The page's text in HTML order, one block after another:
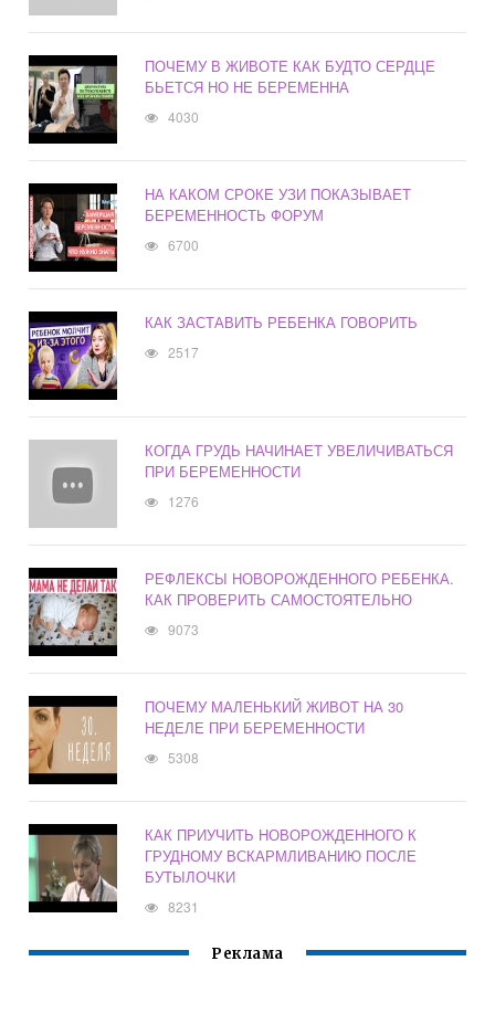
ПОЧЕМУ В ЖИВОТЕ КАК БУДТО СЕРДЦЕ
БЬЕТСЯ НО НЕ БЕРЕМЕННА
4030
НА КАКОМ СРОКЕ УЗИ ПОКАЗЫВАЕТ
БЕРЕМЕННОСТЬ ФОРУМ
6700
КАК ЗАСТАВИТЬ РЕБЕНКА ГОВОРИТЬ
2517
КОГДА ГРУДЬ НАЧИНАЕТ УВЕЛИЧИВАТЬСЯ
ПРИ БЕРЕМЕННОСТИ
1276
РЕФЛЕКСЫ НОВОРОЖДЕННОГО РЕБЕНКА.
КАК ПРОВЕРИТЬ САМОСТОЯТЕЛЬНО
9073
ПОЧЕМУ МАЛЕНЬКИЙ ЖИВОТ НА 30
НЕДЕЛЕ ПРИ БЕРЕМЕННОСТИ
5308
КАК ПРИУЧИТЬ НОВОРОЖДЕННОГО К
ГРУДНОМУ ВСКАРМЛИВАНИЮ ПОСЛЕ
БУТЫЛОЧКИ
8231
Реклама